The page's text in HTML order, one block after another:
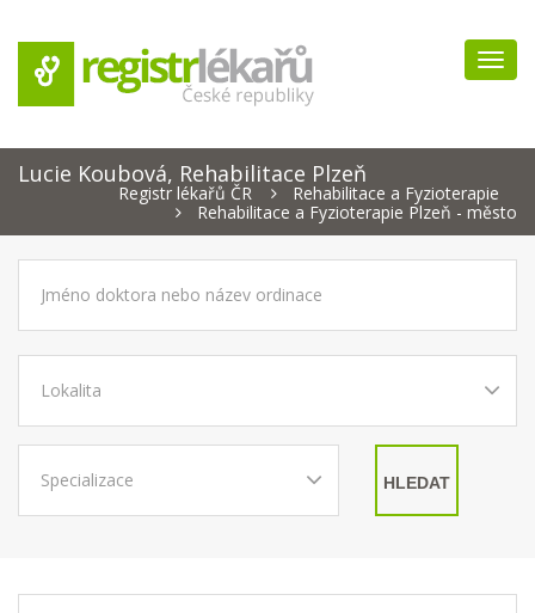
Lucie Koubová, Rehabilitace Plzeň
Registr lékařů ČR
Rehabilitace a Fyzioterapie
Rehabilitace a Fyzioterapie Plzeň - město
HLEDAT